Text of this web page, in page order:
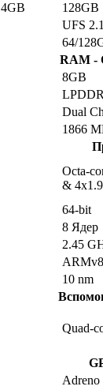
4GB 128GB
UFS 2.1
64/
RAM -
8GB
Dual
1866
Octa-
&
64-bit
8 Ядер
2.45
10 nm
Quad-
Adreno